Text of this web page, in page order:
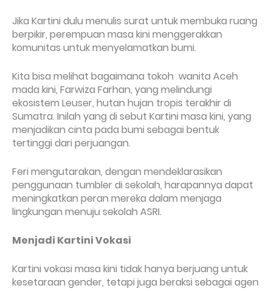
Jika Kartini dulu menulis surat untuk membuka ruang
berpikir, perempuan masa kini menggerakkan
komunitas untuk menyelamatkan bumi.
Kita bisa melihat bagaimana tokoh wanita Aceh
mada kini, Farwiza Farhan, yang melindungi
ekosistem Leuser, hutan hujan tropis terakhir di
Sumatra. Inilah yang di sebut Kartini masa kini, yang
menjadikan cinta pada bumi sebagai bentuk
tertinggi dari perjuangan.
Feri mengutarakan, dengan mendeklarasikan
penggunaan tumbler di sekolah, harapannya dapat
meningkatkan peran mereka dalam menjaga
lingkungan menuju sekolah ASRI.
Menjadi Kartini Vokasi
Kartini vokasi masa kini tidak hanya berjuang untuk
kesetaraan gender, tetapi juga beraksi sebagai agen